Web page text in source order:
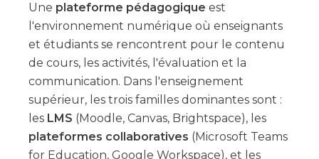
Une plateforme pédagogique est
l'environnement numérique où enseignants
et étudiants se rencontrent pour le contenu
de cours, les activités, l'évaluation et la
communication. Dans l'enseignement
supérieur, les trois familles dominantes sont :
les LMS (Moodle, Canvas, Brightspace), les
plateformes collaboratives (Microsoft Teams
for Education, Google Workspace), et les